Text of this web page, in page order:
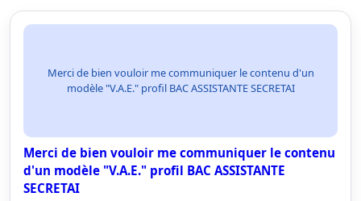
Merci de bien vouloir me communiquer le contenu d'un
modèle "V.A.E." profil BAC ASSISTANTE SECRETAI
Merci de bien vouloir me communiquer le contenu
d'un modèle "V.A.E." profil BAC ASSISTANTE
SECRETAI